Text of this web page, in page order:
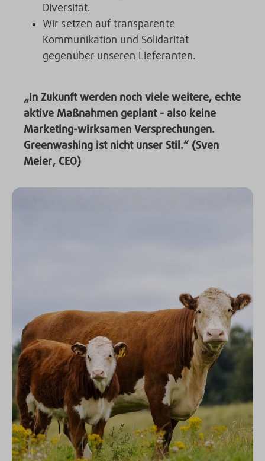
Diversität.
Wir setzen auf transparente
Kommunikation und Solidarität
gegenüber unseren Lieferanten.
„In Zukunft werden noch viele weitere, echte
aktive Maßnahmen geplant - also keine
Marketing-wirksamen Versprechungen.
Greenwashing ist nicht unser Stil.“ (Sven
Meier, CEO)